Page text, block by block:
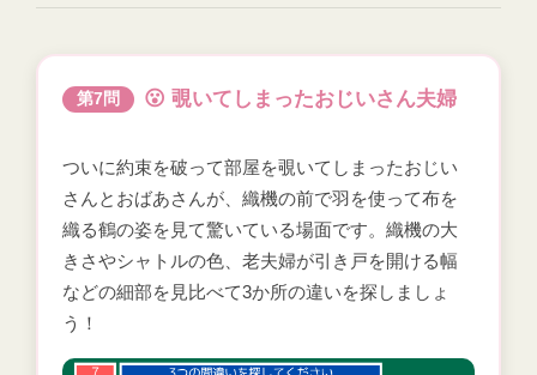
第7問 😮 覗いてしまったおじいさん夫婦
ついに約束を破って部屋を覗いてしまったおじい
さんとおばあさんが、織機の前で羽を使って布を
織る鶴の姿を見て驚いている場面です。織機の大
きさやシャトルの色、老夫婦が引き戸を開ける幅
などの細部を見比べて3か所の違いを探しましょ
う！